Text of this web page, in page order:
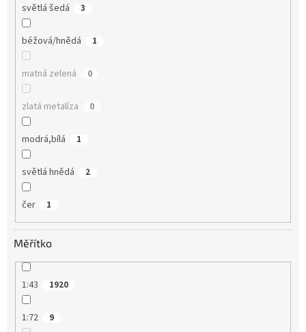
světlá šedá 3
béžová/hnědá 1
matná zelená 0
zlatá metalíza 0
modrá,bílá 1
světlá hnědá 2
čer 1
Měřítko
1:43 1920
1:72 9